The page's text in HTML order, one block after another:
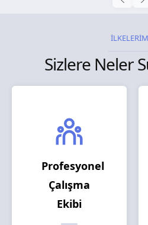
Sizlere Neler
Profesyonel
Çalışma
Ekibi